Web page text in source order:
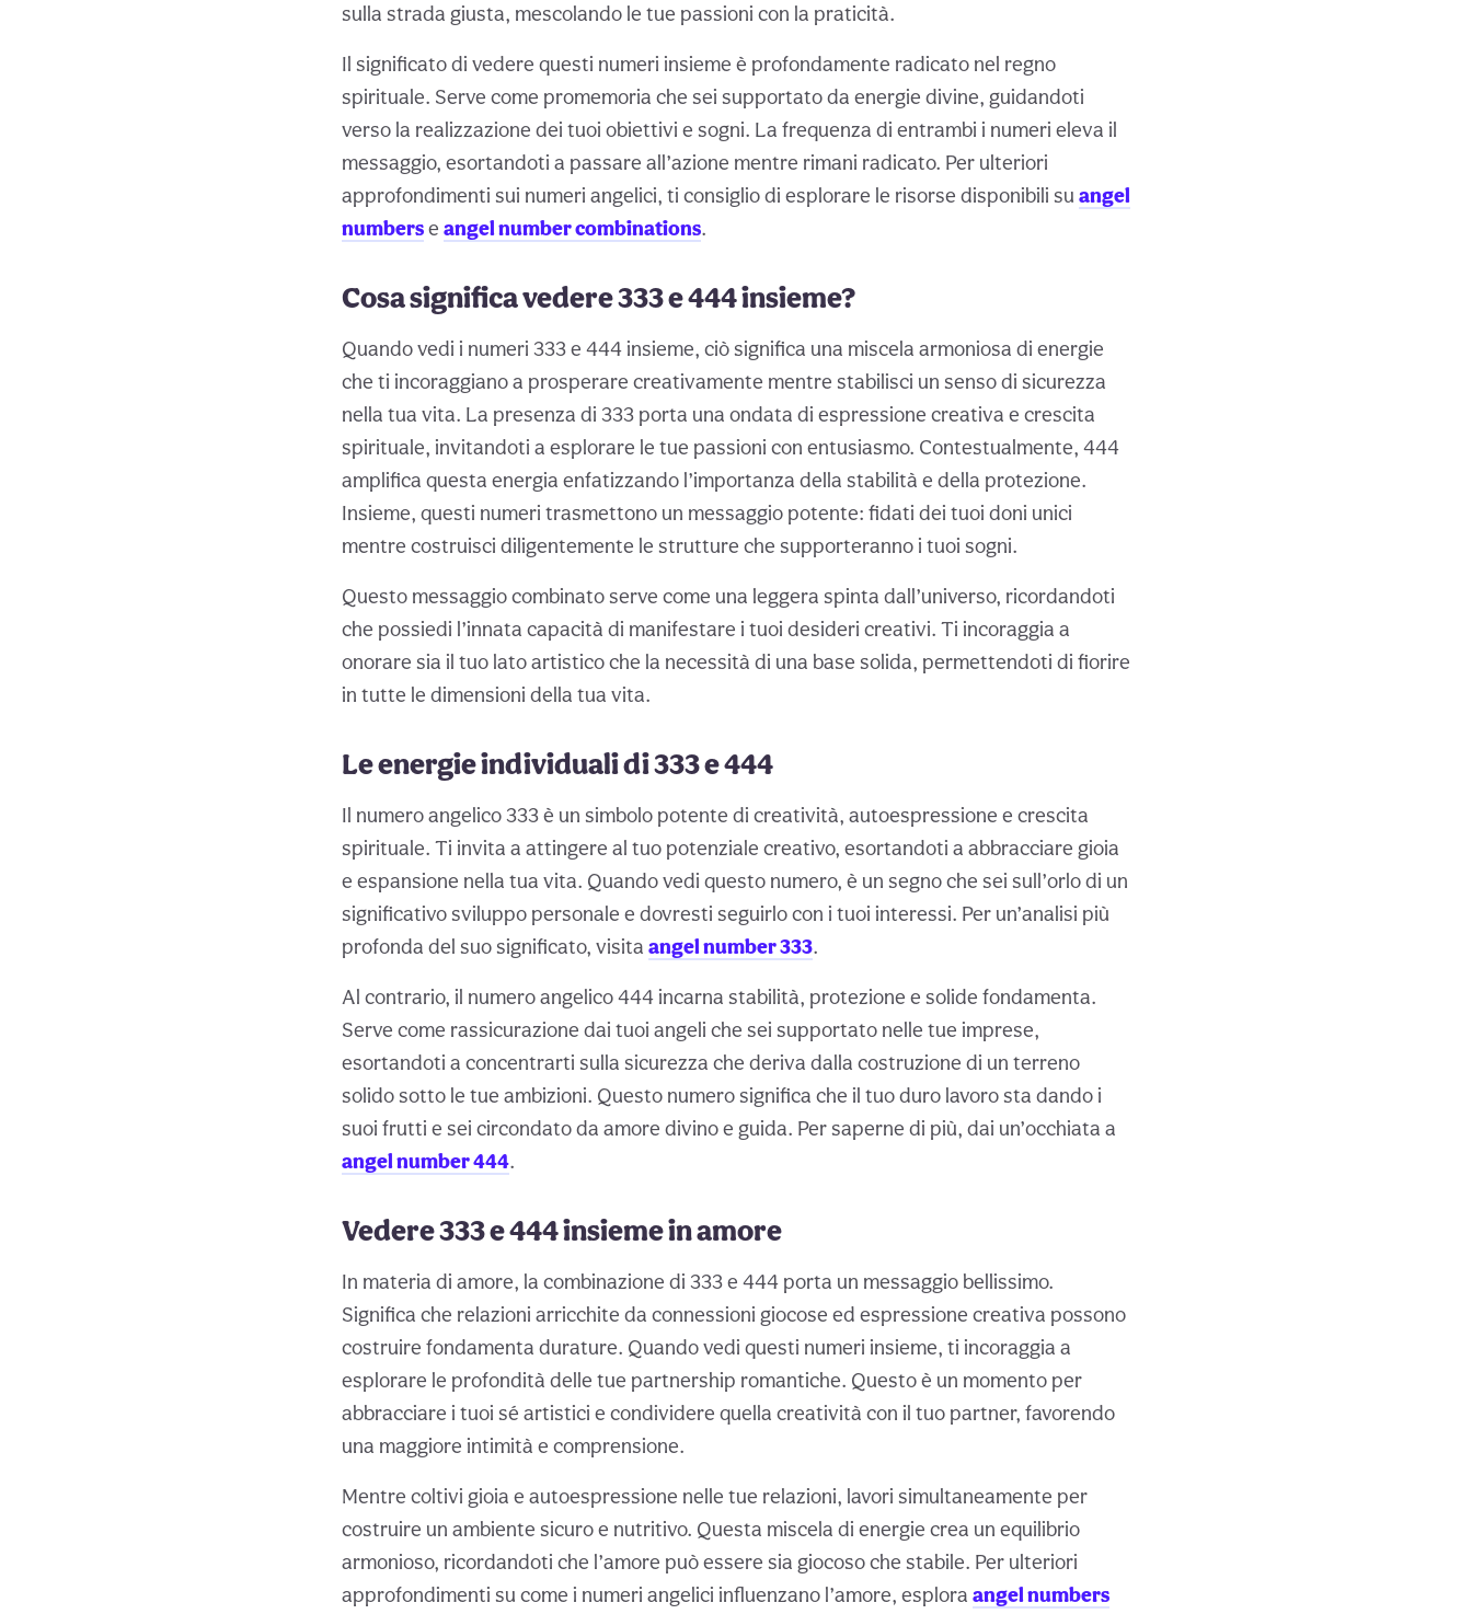
sulla strada giusta, mescolando le tue passioni con la praticità.
Il significato di vedere questi numeri insieme è profondamente radicato nel regno
spirituale. Serve come promemoria che sei supportato da energie divine, guidandoti
verso la realizzazione dei tuoi obiettivi e sogni. La frequenza di entrambi i numeri eleva il
messaggio, esortandoti a passare all’azione mentre rimani radicato. Per ulteriori
approfondimenti sui numeri angelici, ti consiglio di esplorare le risorse disponibili su angel
numberse angel number combinations.
Cosa significa vedere 333 e 444 insieme?
Quando vedi i numeri 333 e 444 insieme, ciò significa una miscela armoniosa di energie
che ti incoraggiano a prosperare creativamente mentre stabilisci un senso di sicurezza
nella tua vita. La presenza di 333 porta una ondata di espressione creativa e crescita
spirituale, invitandoti a esplorare le tue passioni con entusiasmo. Contestualmente, 444
amplifica questa energia enfatizzando l’importanza della stabilità e della protezione.
Insieme, questi numeri trasmettono un messaggio potente: fidati dei tuoi doni unici
mentre costruisci diligentemente le strutture che supporteranno i tuoi sogni.
Questo messaggio combinato serve come una leggera spinta dall’universo, ricordandoti
che possiedi l’innata capacità di manifestare i tuoi desideri creativi. Ti incoraggia a
onorare sia il tuo lato artistico che la necessità di una base solida, permettendoti di fiorire
in tutte le dimensioni della tua vita.
Le energie individuali di 333 e 444
Il numero angelico 333 è un simbolo potente di creatività, autoespressione e crescita
spirituale. Ti invita a attingere al tuo potenziale creativo, esortandoti a abbracciare gioia
e espansione nella tua vita. Quando vedi questo numero, è un segno che sei sull’orlo di un
significativo sviluppo personale e dovresti seguirlo con i tuoi interessi. Per un’analisi più
profonda del suo significato, visita angel number 333.
Al contrario, il numero angelico 444 incarna stabilità, protezione e solide fondamenta.
Serve come rassicurazione dai tuoi angeli che sei supportato nelle tue imprese,
esortandoti a concentrarti sulla sicurezza che deriva dalla costruzione di un terreno
solido sotto le tue ambizioni. Questo numero significa che il tuo duro lavoro sta dando i
suoi frutti e sei circondato da amore divino e guida. Per saperne di più, dai un’occhiata a
angel number 444.
Vedere 333 e 444 insieme in amore
In materia di amore, la combinazione di 333 e 444 porta un messaggio bellissimo.
Significa che relazioni arricchite da connessioni giocose ed espressione creativa possono
costruire fondamenta durature. Quando vedi questi numeri insieme, ti incoraggia a
esplorare le profondità delle tue partnership romantiche. Questo è un momento per
abbracciare i tuoi sé artistici e condividere quella creatività con il tuo partner, favorendo
una maggiore intimità e comprensione.
Mentre coltivi gioia e autoespressione nelle tue relazioni, lavori simultaneamente per
costruire un ambiente sicuro e nutritivo. Questa miscela di energie crea un equilibrio
armonioso, ricordandoti che l’amore può essere sia giocoso che stabile. Per ulteriori
approfondimenti su come i numeri angelici influenzano l’amore, esplora angel numbers